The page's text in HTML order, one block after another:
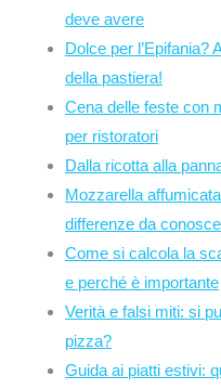
deve avere
Dolce per l’Epifania?
della pastiera!
Cena delle feste con
per ristoratori
Dalla ricotta alla
Mozzarella
differenze da
Come si calcola la
e perché è importante
Verità e falsi miti: si
pizza?
Guida ai piatti estivi: